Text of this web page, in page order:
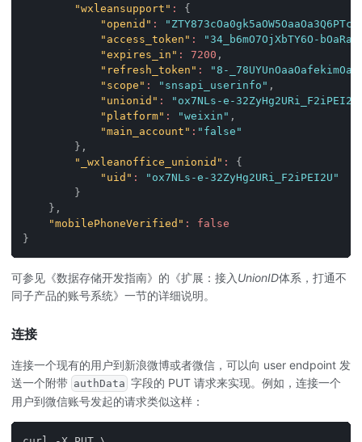
"wxleansupport" :
{
"openid" : "ZTY873cOa0gk5aOW5OaaOa3Q6PTc"
"access_token" :
"34_b6mO7OjXbTY6O-
"expires_in" : 7200 ,
"refresh_token" :
"8-
"scope" : "snsapi_userinfo" ,
"unionid" :
"ox7NLs-e-
"platform" : "weixin" ,
"main_account" : "false"
} ,
"_wxleanoffice_unionid" :
{
"uid" :
"ox7NLs-e-32ZyHg2URi_F2iPEI2U"
}
} ,
"mobilePhoneVerified" :
false
}
可参见《数据存储开发指南》的《扩展：接入 UnionID体系，打通不
同子产品的账号系统》一节的详细说明。
连接
连接一个现有的用户到新浪微博或者微信，可以向 user endpoint 发
送一个附带 authData 字段的 PUT 请求来实现。例如，连接一个
用户到微信账号发起的请求类似这样：